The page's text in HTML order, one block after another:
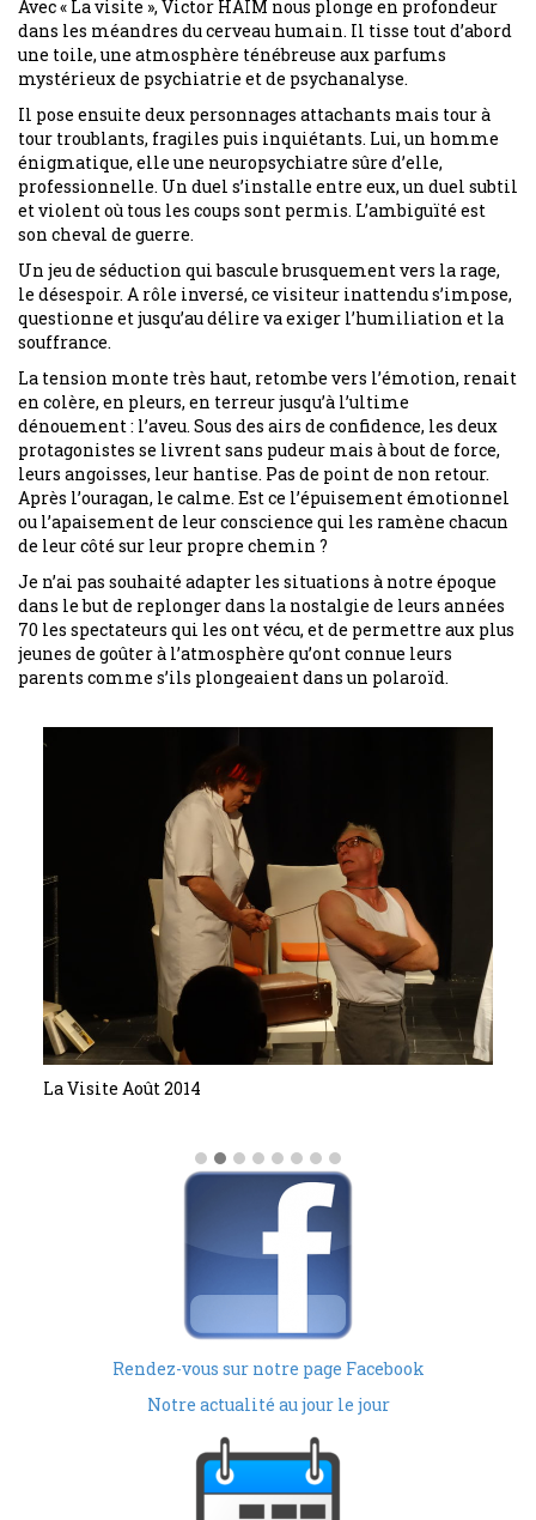
Avec « La visite », Victor HAÏM nous plonge en profondeur
dans les méandres du cerveau humain. Il tisse tout d’abord
une toile, une atmosphère ténébreuse aux parfums
mystérieux de psychiatrie et de psychanalyse.
Il pose ensuite deux personnages attachants mais tour à
tour troublants, fragiles puis inquiétants. Lui, un homme
énigmatique, elle une neuropsychiatre sûre d’elle,
professionnelle. Un duel s’installe entre eux, un duel subtil
et violent où tous les coups sont permis. L’ambiguïté est
son cheval de guerre.
Un jeu de séduction qui bascule brusquement vers la rage,
le désespoir. A rôle inversé, ce visiteur inattendu s’impose,
questionne et jusqu’au délire va exiger l’humiliation et la
souffrance.
La tension monte très haut, retombe vers l’émotion, renait
en colère, en pleurs, en terreur jusqu’à l’ultime
dénouement : l’aveu. Sous des airs de confidence, les deux
protagonistes se livrent sans pudeur mais à bout de force,
leurs angoisses, leur hantise. Pas de point de non retour.
Après l’ouragan, le calme. Est ce l’épuisement émotionnel
ou l’apaisement de leur conscience qui les ramène chacun
de leur côté sur leur propre chemin ?
Je n’ai pas souhaité adapter les situations à notre époque
dans le but de replonger dans la nostalgie de leurs années
70 les spectateurs qui les ont vécu, et de permettre aux plus
jeunes de goûter à l’atmosphère qu’ont connue leurs
parents comme s’ils plongeaient dans un polaroïd.
La Visite Août 2014
Rendez-vous sur notre page Facebook
Notre actualité au jour le jour